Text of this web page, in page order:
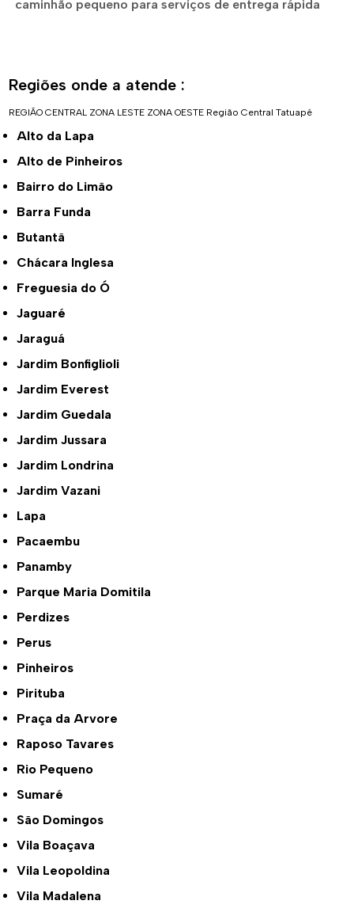
caminhão pequeno para serviços de entrega rápida
Regiões onde a atende :
REGIÃO CENTRAL ZONA LESTE ZONA OESTE Região Central Tatuapé
Alto da Lapa
Alto de Pinheiros
Bairro do Limão
Barra Funda
Butantã
Chácara Inglesa
Freguesia do Ó
Jaguaré
Jaraguá
Jardim Bonfiglioli
Jardim Everest
Jardim Guedala
Jardim Jussara
Jardim Londrina
Jardim Vazani
Lapa
Pacaembu
Panamby
Parque Maria Domitila
Perdizes
Perus
Pinheiros
Pirituba
Praça da Arvore
Raposo Tavares
Rio Pequeno
Sumaré
São Domingos
Vila Boaçava
Vila Leopoldina
Vila Madalena